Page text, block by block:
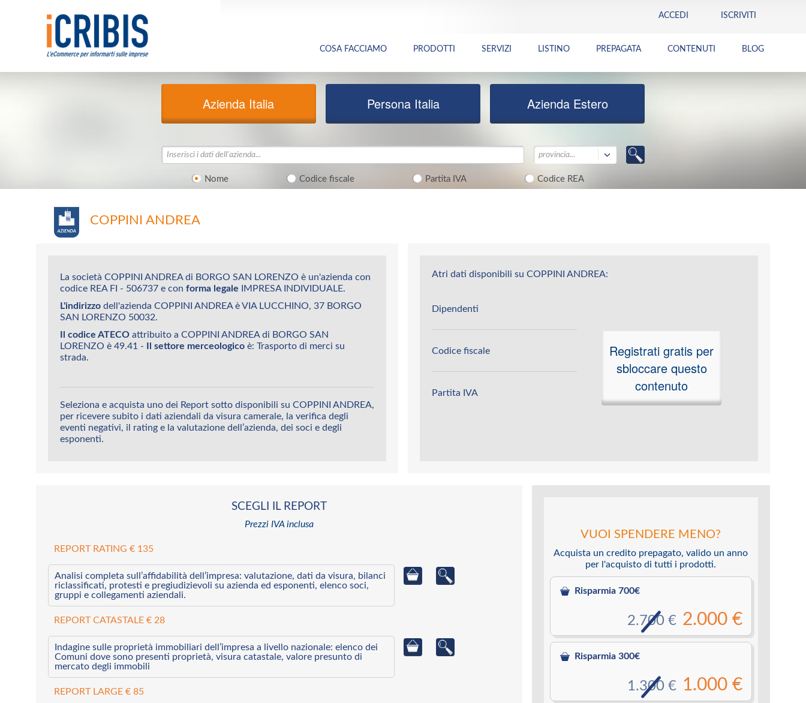
ACCEDI ISCRIVITI
COSA FACCIAMO PRODOTTI SERVIZI LISTINO PREPAGATA CONTENUTI BLOG
Azienda Italia Persona Italia Azienda Estero
Nome Codice fiscale Partita IVA Codice REA
provincia...
COPPINI ANDREA
La società COPPINI ANDREA di BORGO SAN LORENZO è un'azienda con
codice REA FI - 506737 e con forma legale IMPRESA INDIVIDUALE.
L'indirizzo dell'azienda COPPINI ANDREA è VIA LUCCHINO, 37 BORGO
SAN LORENZO 50032.
Il codice ATECO attribuito a COPPINI ANDREA di BORGO SAN
LORENZO è 49.41 -
Il settore merceologico è: Trasporto di merci su
strada.
Seleziona e acquista uno dei Report sotto disponibili su COPPINI ANDREA,
per ricevere subito i dati aziendali da visura camerale, la verifica degli
eventi negativi, il rating e la valutazione dell’azienda, dei soci e degli
esponenti.
Atri dati disponibili su COPPINI ANDREA:
Dipendenti
Codice fiscale
Partita IVA
Registrati gratis per
sbloccare questo
contenuto
SCEGLI IL REPORT
Prezzi IVA inclusa
REPORT RATING € 135
Analisi completa sull’affidabilità dell’impresa: valutazione, dati da visura, bilanci
riclassificati, protesti e pregiudizievoli su azienda ed esponenti, elenco soci,
gruppi e collegamenti aziendali.
REPORT CATASTALE € 28
Indagine sulle proprietà immobiliari dell’impresa a livello nazionale: elenco dei
Comuni dove sono presenti proprietà, visura catastale, valore presunto di
mercato degli immobili
REPORT LARGE € 85
VUOI SPENDERE MENO?
Acquista un credito prepagato, valido un anno
per l'acquisto di tutti i prodotti.
Risparmia 700€
2.000 €
2.700 €
Risparmia 300€
1.000 €
1.300 €